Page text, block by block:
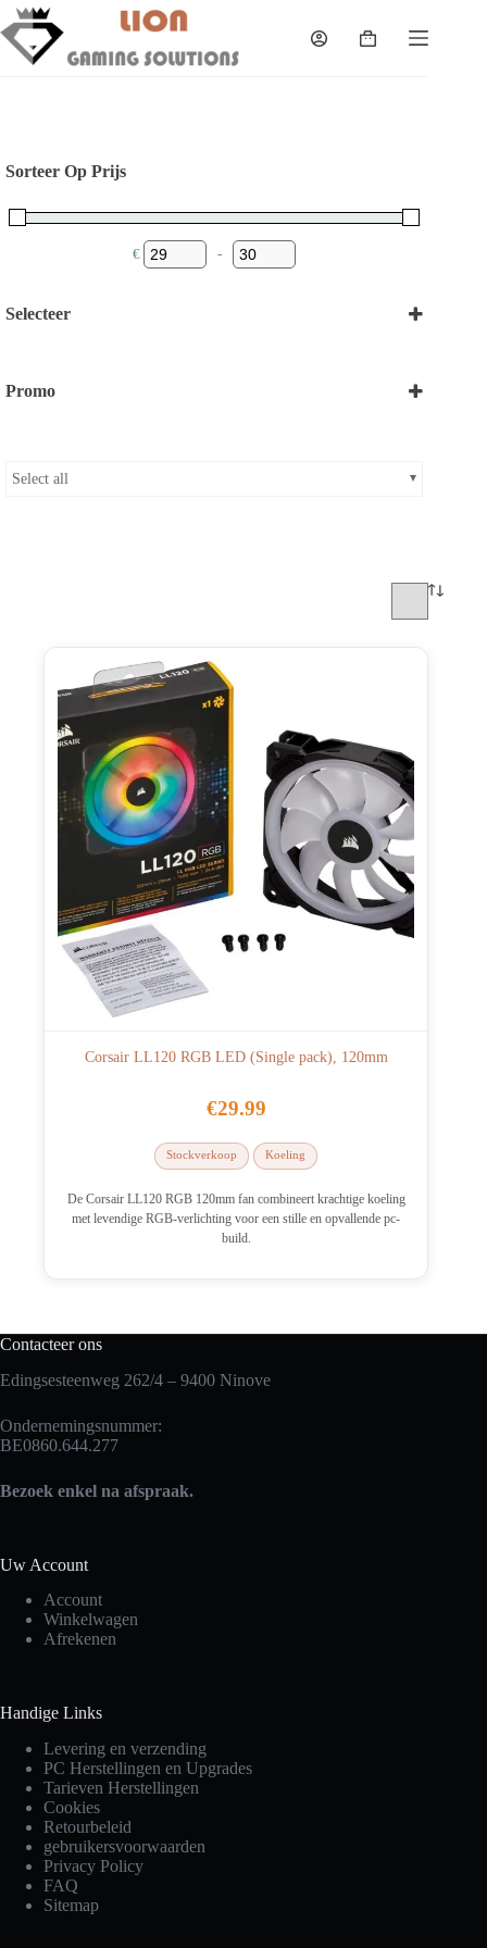
Skip
to
content
Shopping
Corsair LL120 RGB LED (Single pack), 120mm
€29.99
Stockverkoop Koeling
De Corsair LL120 RGB 120mm fan combineert krachtige koeling
met levendige RGB-verlichting voor een stille en opvallende pc-
build.
Sorteer Op Prijs
€ Minimum Price
-Maximum Price
Selecteer
Promo
Select all
Contacteer ons
Edingsesteenweg 262/4 – 9400 Ninove
Ondernemingsnummer:
BE0860.644.277
Bezoek enkel na afspraak.
Uw Account
Account
Winkelwagen
Afrekenen
Handige Links
Levering en verzending
PC Herstellingen en Upgrades
Tarieven Herstellingen
Cookies
Retourbeleid
gebruikersvoorwaarden
Privacy Policy
FAQ
Sitemap